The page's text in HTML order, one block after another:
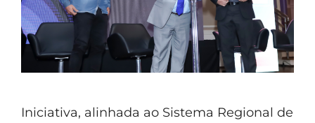
Iniciativa, alinhada ao Sistema Regional de